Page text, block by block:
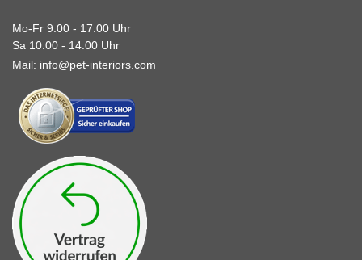
Mo-Fr 9:00 - 17:00 Uhr
Sa 10:00 - 14:00 Uhr
Mail: info@pet-interiors.com